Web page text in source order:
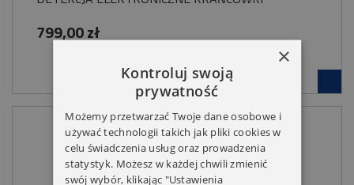
799,00 zł
×
Kontroluj swoją
prywatność
Możemy przetwarzać Twoje dane osobowe i
używać technologii takich jak pliki cookies w
celu świadczenia usług oraz prowadzenia
statystyk. Możesz w każdej chwili zmienić
swój wybór, klikając "Ustawienia